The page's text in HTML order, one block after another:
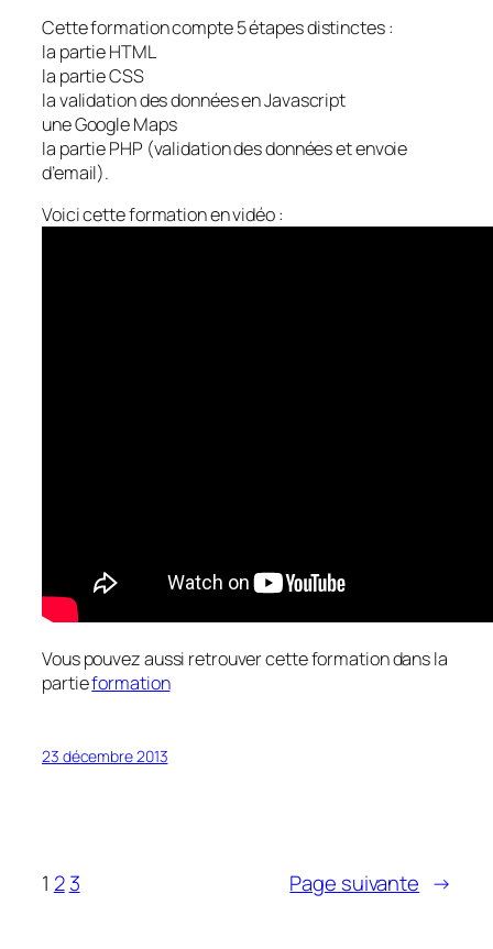
Cette formation compte 5 étapes distinctes :
la partie HTML
la partie CSS
la validation des données en Javascript
une Google Maps
la partie PHP (validation des données et envoie
d’email).
Voici cette formation en vidéo :
Vous pouvez aussi retrouver cette formation dans la
partieformation
23 décembre 2013
1 2 3 Page suivante →